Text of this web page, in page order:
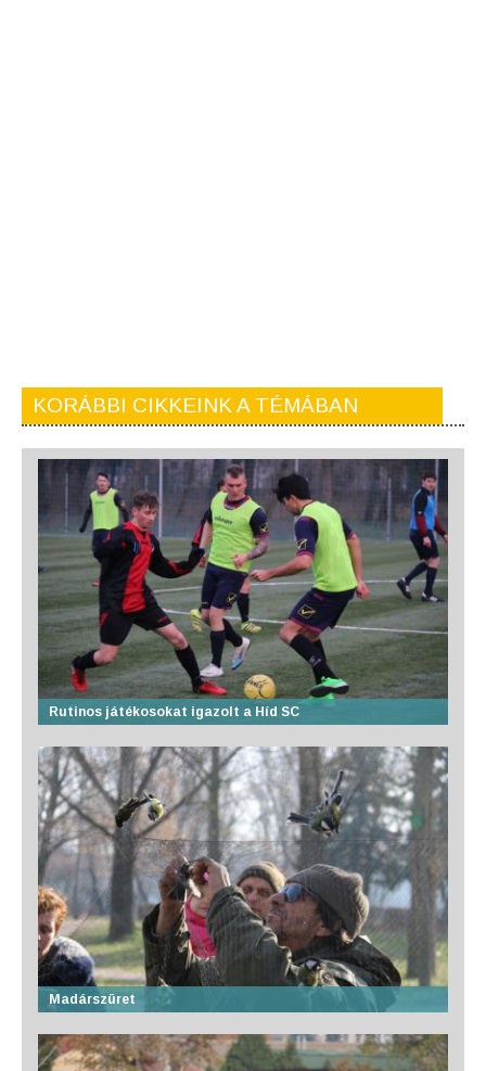
KORÁBBI CIKKEINK A TÉMÁBAN
Rutinos játékosokat igazolt a Híd SC
Madárszüret